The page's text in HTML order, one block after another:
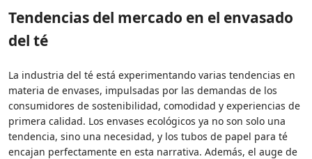
Tendencias del mercado en el envasado
del té
La industria del té está experimentando varias tendencias en
materia de envases, impulsadas por las demandas de los
consumidores de sostenibilidad, comodidad y experiencias de
primera calidad. Los envases ecológicos ya no son solo una
tendencia, sino una necesidad, y los tubos de papel para té
encajan perfectamente en esta narrativa. Además, el auge de